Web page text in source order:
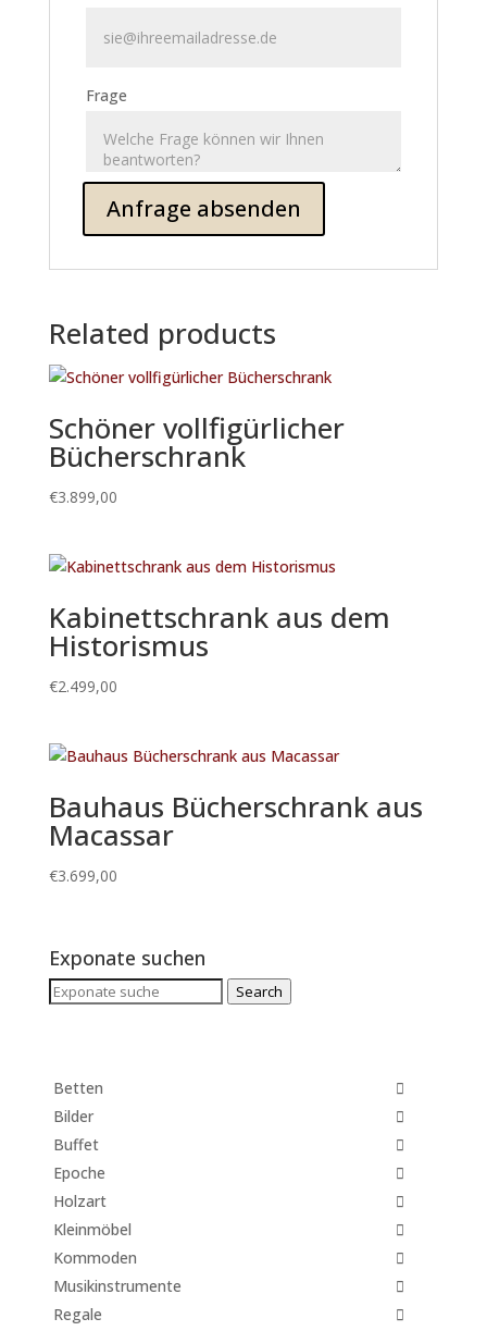
Frage
Related products
Schöner vollfigürlicher
Bücherschrank
€3.899,00
Kabinettschrank aus dem
Historismus
€2.499,00
Bauhaus Bücherschrank aus
Macassar
€3.699,00
Exponate suchen
Search
Search
Betten
Bilder
Buffet
Epoche
Holzart
Kleinmöbel
Kommoden
Musikinstrumente
Regale